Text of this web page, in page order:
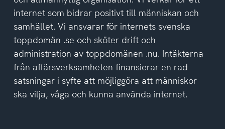
internet som bidrar positivt till människan och
samhället. Vi ansvarar för internets svenska
toppdomän .se och sköter drift och
administration av toppdomänen .nu. Intäkterna
från affärsverksamheten finansierar en rad
satsningar i syfte att möjliggöra att människor
ska vilja, våga och kunna använda internet.